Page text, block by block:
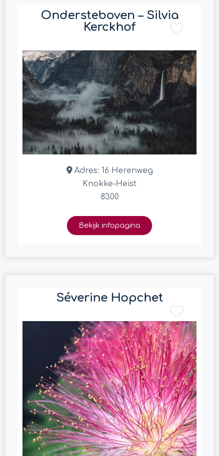
Ondersteboven – Silvia
Kerckhof
Adres: 16 Herenweg
Knokke-Heist
8300
Bekijk infopagina
Séverine Hopchet